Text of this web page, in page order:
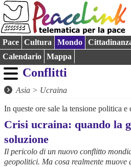
Pace Cultura Mondo
Calendario
Mappa
Conflitti
Asia > Ucraina
In queste ore sale la tensione politica e
Crisi ucraina: quando la
soluzione
Il pericolo di un nuovo conflitto
geopolitici. Ma cosa realmente muove